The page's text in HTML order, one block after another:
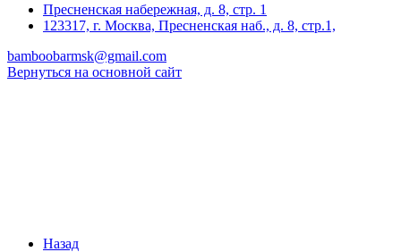
Пресненская набережная, д. 8, стр. 1
123317, г. Москва, Пресненская наб., д. 8, стр.1,
bamboobarmsk@gmail.com
Вернуться на основной сайт
Назад